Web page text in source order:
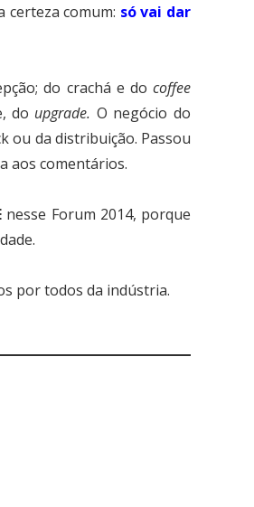
certeza comum: só vai dar
do crachá e do coffee
do upgrade. O negócio do
ou da distribuição. Passou
aos comentários.
nesse Forum 2014, porque
por todos da indústria.